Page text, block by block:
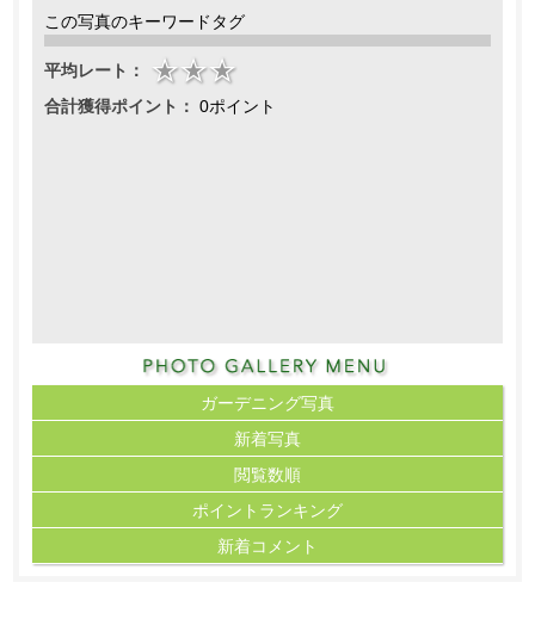
この写真のキーワードタグ
平均レート：
合計獲得ポイント： 0ポイント
ガーデニング写真
新着写真
閲覧数順
ポイント ランキング
新着コメント